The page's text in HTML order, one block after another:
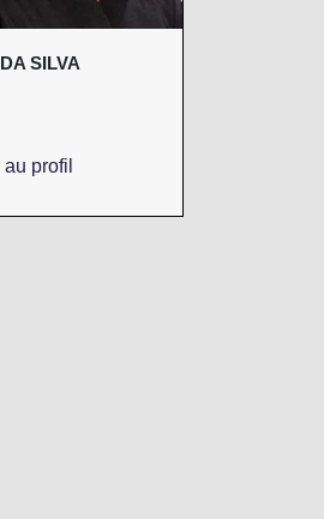
SILVA
profil